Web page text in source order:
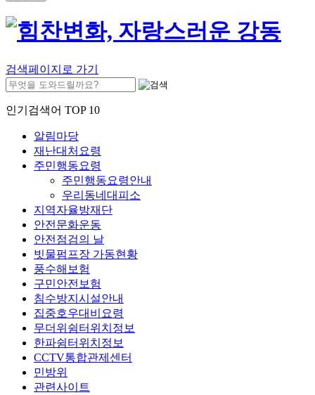
검색페이지로 가기
인기검색어 TOP 10
알림마당
재난대처요령
주민행동요령
주민행동요령안내
우리동네대피소
지역자율방재단
안전문화운동
안전점검의 날
빗물펌프장 가동현황
풍수해보험
구민안전보험
침수방지시설안내
집중호우대비요령
무더위쉼터위치정보
한파쉼터위치정보
CCTV통합관제센터
민방위
관련사이트